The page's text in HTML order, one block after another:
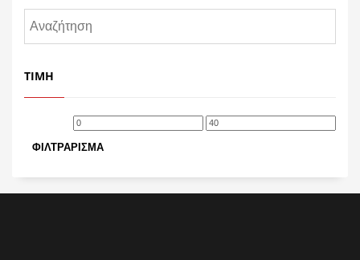
ΤΙΜΉ
Ελάχιστη
τιμή
Μέγιστη
ΦΙΛΤΡΆΡΙΣΜΑ